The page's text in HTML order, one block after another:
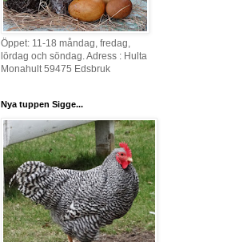
Öppet: 11-18 måndag, fredag,
lördag och söndag. Adress : Hulta
Monahult 59475 Edsbruk
Nya tuppen Sigge...